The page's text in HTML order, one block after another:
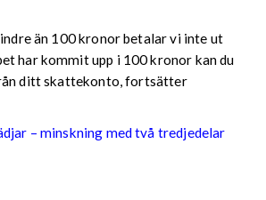
än 100 kronor betalar vi inte ut
har kommit upp i 100 kronor kan du
ditt skattekonto, fortsätter
– minskning med två tredjedelar